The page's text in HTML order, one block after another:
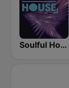
Soulful House